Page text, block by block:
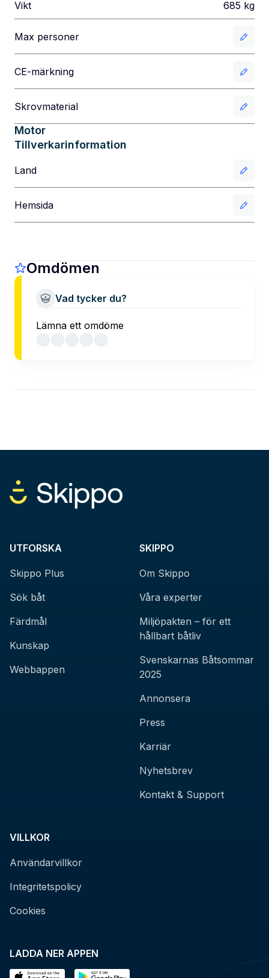
Vikt 685 kg
Max personer
CE-märkning
Skrovmaterial
Motor
Tillverkarinformation
Land
Hemsida
Omdömen
Vad tycker du?
Lämna ett omdöme
LADDA NER APPEN
UTFORSKA
Skippo Plus
Sök båt
Färdmål
Kunskap
Webbappen
SKIPPO
Om Skippo
Våra experter
Miljöpakten – för ett
hållbart båtliv
Svenskarnas Båtsommar
2025
Annonsera
Press
Karriär
Nyhetsbrev
Kontakt & Support
VILLKOR
Användarvillkor
Integritetspolicy
Cookies